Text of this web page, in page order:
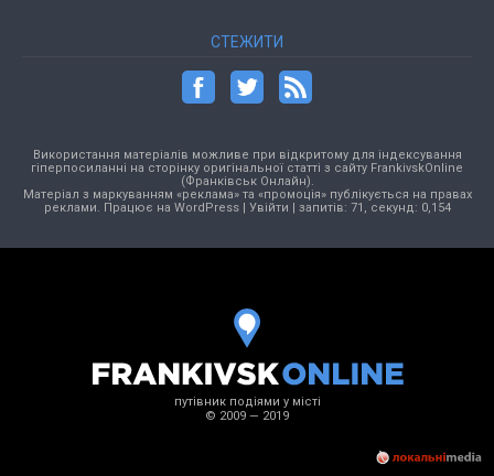
СТЕЖИТИ
Використання матеріалів можливе при відкритому для індексування
гіперпосиланні на сторінку оригінальної статті з сайту FrankivskOnline
(Франківськ Онлайн).
Матеріал з маркуванням «реклама» та «промоція» публікується на правах
реклами. Працює на WordPress| Увійти | запитів: 71, секунд: 0,154
путівник подіями у місті
© 2009 — 2019